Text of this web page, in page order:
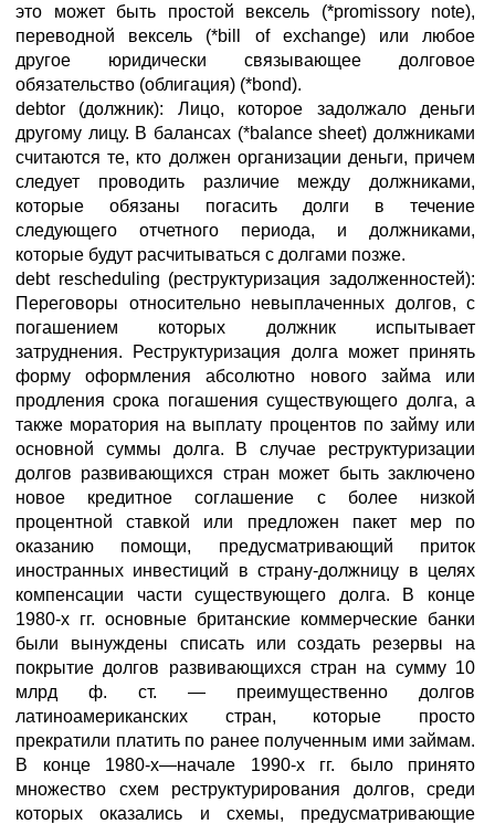
это может быть простой вексель (*promissory note),
переводной вексель (*bill of exchange) или любое
другое юридически связывающее долговое
обязательство (облигация) (*bond).
debtor (должник): Лицо, которое задолжало деньги
другому лицу. В балансах (*balance sheet) должниками
считаются те, кто должен организации деньги, причем
следует проводить различие между должниками,
которые обязаны погасить долги в течение
следующего отчетного периода, и должниками,
которые будут расчитываться с долгами позже.
debt rescheduling (реструктуризация задолженностей):
Переговоры относительно невыплаченных долгов, с
погашением которых должник испытывает
затруднения. Реструктуризация долга может принять
форму оформления абсолютно нового займа или
продления срока погашения существующего долга, а
также моратория на выплату процентов по займу или
основной суммы долга. В случае реструктуризации
долгов развивающихся стран может быть заключено
новое кредитное соглашение с более низкой
процентной ставкой или предложен пакет мер по
оказанию помощи, предусматривающий приток
иностранных инвестиций в страну-должницу в целях
компенсации части существующего долга. В конце
1980-х гг. основные британские коммерческие банки
были вынуждены списать или создать резервы на
покрытие долгов развивающихся стран на сумму 10
млрд ф. ст. — преимущественно долгов
латиноамериканских стран, которые просто
прекратили платить по ранее полученным ими займам.
В конце 1980-х—начале 1990-х гг. было принято
множество схем реструктурирования долгов, среди
которых оказались и схемы, предусматривающие